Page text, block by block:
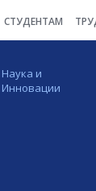
СТУДЕНТАМ
Наука и
Инновации